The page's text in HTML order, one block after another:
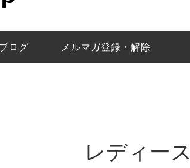
ー｜Baker
トウォッチ
ジェイコブスの
ペアウォッチの選
ログ メルマガ登録・解除
レディース